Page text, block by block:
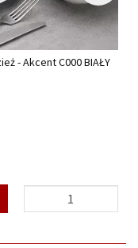
- Akcent C000 BIAŁY